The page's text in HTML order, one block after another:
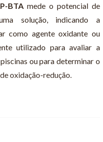
BTAmede o potencial de
solução, indicando a
como agente oxidante ou
utilizado para avaliar a
ou para determinar o
oxidação-redução.